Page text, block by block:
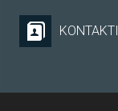
KONTAKTI